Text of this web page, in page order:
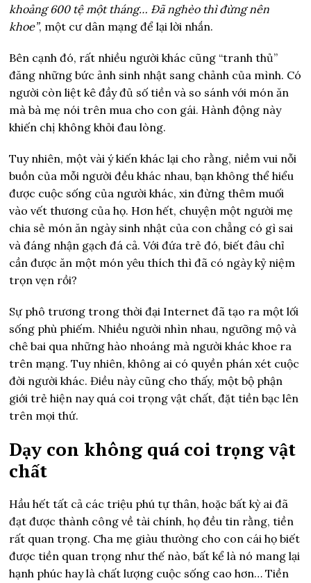
khoảng 600 tệ một tháng… Đã nghèo thì đừng nên
khoe”, một cư dân mạng để lại lời nhắn.
Bên cạnh đó, rất nhiều người khác cũng “tranh thủ”
đăng những bức ảnh sinh nhật sang chảnh của mình. Có
người còn liệt kê đầy đủ số tiền và so sánh với món ăn
mà bà mẹ nói trên mua cho con gái. Hành động này
khiến chị không khỏi đau lòng.
Tuy nhiên, một vài ý kiến khác lại cho rằng, niềm vui nỗi
buồn của mỗi người đều khác nhau, bạn không thể hiểu
được cuộc sống của người khác, xin đừng thêm muối
vào vết thương của họ. Hơn hết, chuyện một người mẹ
chia sẻ món ăn ngày sinh nhật của con chẳng có gì sai
và đáng nhận gạch đá cả. Với đứa trẻ đó, biết đâu chỉ
cần được ăn một món yêu thích thì đã có ngày kỷ niệm
trọn vẹn rồi?
Sự phô trương trong thời đại Internet đã tạo ra một lối
sống phù phiếm. Nhiều người nhìn nhau, ngưỡng mộ và
chê bai qua những hào nhoáng mà người khác khoe ra
trên mạng. Tuy nhiên, không ai có quyền phán xét cuộc
đời người khác. Điều này cũng cho thấy, một bộ phận
giới trẻ hiện nay quá coi trọng vật chất, đặt tiền bạc lên
trên mọi thứ.
Dạy con không quá coi trọng vật
chất
Hầu hết tất cả các triệu phú tự thân, hoặc bất kỳ ai đã
đạt được thành công về tài chính, họ đều tin rằng, tiền
rất quan trọng. Cha mẹ giàu thường cho con cái họ biết
được tiền quan trọng như thế nào, bất kể là nó mang lại
hạnh phúc hay là chất lượng cuộc sống cao hơn… Tiền